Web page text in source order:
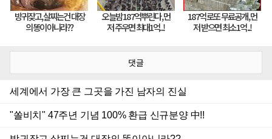
댓글